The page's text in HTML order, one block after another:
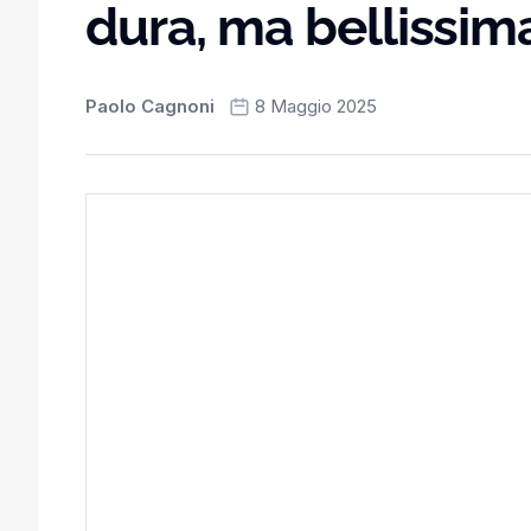
dura, ma
Paolo Cagnoni 8 Maggio 2025